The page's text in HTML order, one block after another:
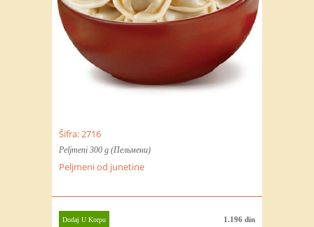
Šifra: 2716
Peljmeni 300 g (Пельмени)
Peljmeni od junetine
1.196 din
Dodaj U Korpu